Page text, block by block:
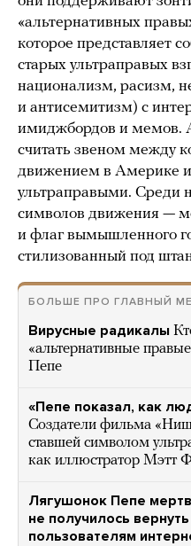
«альтернативных
которое представляет
старых ультраправых
национализм, расизм,
и антисемитизм) с
имиджбордов и мемов.
считать звеном между
движением в Америке
ультраправыми. Среди
символов движения —
и флаг вымышленного
стилизованный под
БОЛЬШЕ ПРО ГЛАВНЫЙ
Вирусные радикалы
«альтернативные
Пепе
«Пепе показал, как
Создатели фильма
ставшей символом
как иллюстратор Мэтт
Лягушонок Пепе
не получилось
пользователям